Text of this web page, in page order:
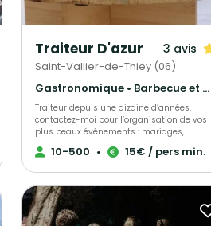
Traiteur D'azur 3 avis
Saint-Vallier-de-Thiey (06)
Gastronomique • Barbecue et grillades • Français Traditionnel
Traiteur depuis une dizaine d’années,
contactez-moi pour l’organisation de vos
plus beaux événements : mariages,
baptêmes, anniversaires, cocktails
dinatoires, événements privés et
nous élaborerons une sélection de votre
choix parmi nos assortiments de pièces
cocktails, nos ateliers culinaires (foie gras
10-500 • 15€ / pers min.